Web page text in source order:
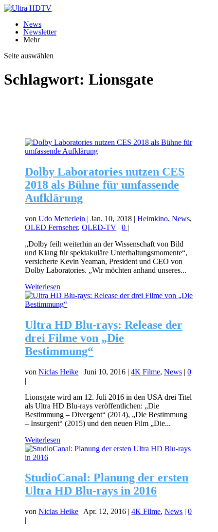
News
Newsletter
Mehr
Seite auswählen
Schlagwort: Lionsgate
Dolby Laboratories nutzen CES
2018 als Bühne für umfassende
Aufklärung
vonUdo Metterlein |Jan. 10, 2018 |Heimkino,News,
OLED Fernseher,QLED-TV |0 |
„Dolby feilt weiterhin an der Wissenschaft von Bild
und Klang für spektakuläre Unterhaltungsmomente“,
versicherte Kevin Yeaman, President und CEO von
Dolby Laboratories. „Wir möchten anhand unseres...
Weiterlesen
Ultra HD Blu-rays: Release der
drei Filme von „Die
Bestimmung“
vonNiclas Heike |Juni 10, 2016 |4K Filme,News |0
|
Lionsgate wird am 12. Juli 2016 in den USA drei Titel
als Ultra HD Blu-rays veröffentlichen: „Die
Bestimmung – Divergent“ (2014), „Die Bestimmung
– Insurgent“ (2015) und den neuen Film „Die...
Weiterlesen
StudioCanal: Planung der ersten
Ultra HD Blu-rays in 2016
vonNiclas Heike | Apr. 12, 2016 |4K Filme,News |0
|